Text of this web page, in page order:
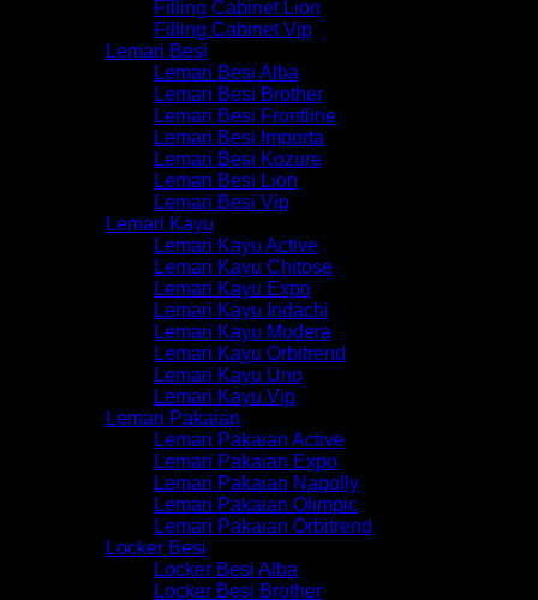
Filling Cabinet Lion
Filling Cabinet Vip
Lemari Besi
Lemari Besi Alba
Lemari Besi Brother
Lemari Besi Frontline
Lemari Besi Importa
Lemari Besi Kozure
Lemari Besi Lion
Lemari Besi Vip
Lemari Kayu
Lemari Kayu Active
Lemari Kayu Chitose
Lemari Kayu Expo
Lemari Kayu Indachi
Lemari Kayu Modera
Lemari Kayu Orbitrend
Lemari Kayu Uno
Lemari Kayu Vip
Lemari Pakaian
Lemari Pakaian Active
Lemari Pakaian Expo
Lemari Pakaian Napolly
Lemari Pakaian Olimpic
Lemari Pakaian Orbitrend
Locker Besi
Locker Besi Alba
Locker Besi Brother